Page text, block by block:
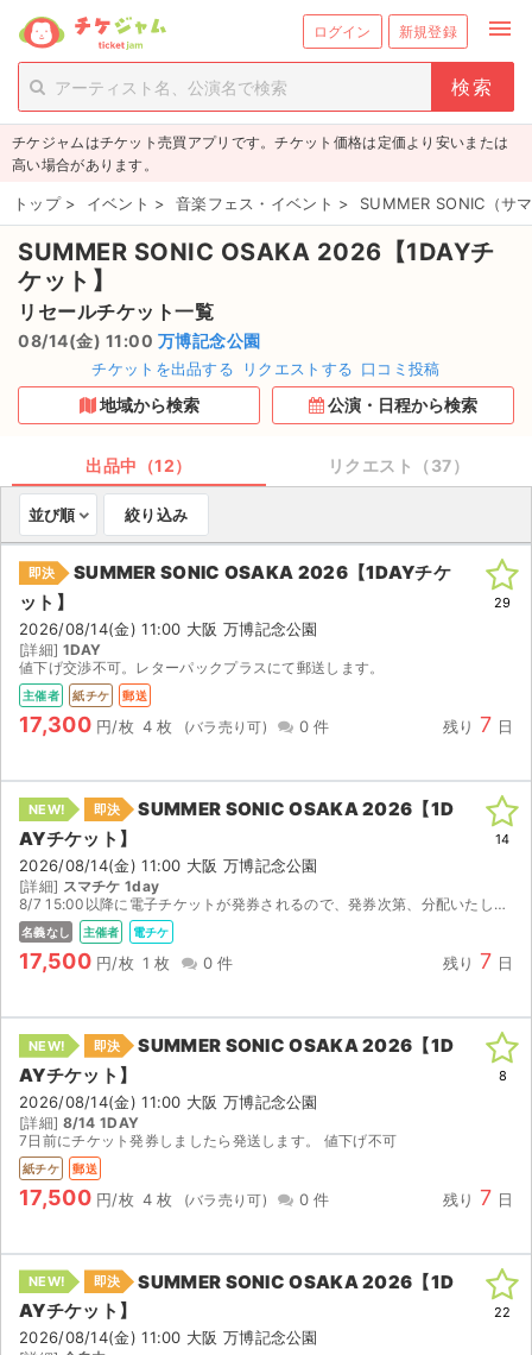
ログイン 新規登録 menu
person_add 新規会員登録
チケットを探す
新着チケット
値下げしたチケット
都道府県からチケットを探す
もうすぐ開催のチケット
チケットのリクエスト一覧
取扱チケット
ライブ・コンサート（国内）
ライブ・コンサート（海外）
イベント
スポーツ
演劇・ミュージカル
ご利用ガイド
ご利用ガイド
手数料・お支払い方法
AIに質問する
お知らせ
チケジャムはチケット売買アプリです。チケット価格は定価より安いまたは
高い場合があります。
トップ > イベント > 音楽フェス・イベント > SUMMER SONIC（サ
SUMMER SONIC OSAKA 2026【1DAYチ
ケット】
リセールチケット一覧
08/14(金) 11:00 万博記念公園
チケットを出品する リクエストする 口コミ投稿
地域から検索 公演・日程から検索
出品中（12） リクエスト（37）
並び順 絞り込み
即決
SUMMER SONIC OSAKA 2026【1DAYチケ
ット】
2026/08/14(金) 11:00 大阪 万博記念公園
[詳細] 1DAY
値下げ交渉不可。レターパックプラスにて郵送します。
主催者 紙チケ 郵送
17,300 円/枚 4 枚 0 件 残り 7 日
29
NEW! 即決
SUMMER SONIC OSAKA 2026【1D
AYチケット】
2026/08/14(金) 11:00 大阪 万博記念公園
[詳細] スマチケ 1day
8/7 15:00以降に電子チケットが発券されるので、発券次第、分配いたします。 e +のアカウントをお持ちでしたら、どなた様でもお受け取りできます。よろしくお願いします。
名義なし 主催者 電チケ
17,500 円/枚 1 枚 0 件 残り 7 日
14
NEW! 即決
SUMMER SONIC OSAKA 2026【1D
AYチケット】
2026/08/14(金) 11:00 大阪 万博記念公園
[詳細] 8/14 1DAY
7日前にチケット発券しましたら発送します。 値下げ不可
紙チケ 郵送
17,500 円/枚 4 枚 0 件 残り 7 日
8
NEW! 即決
SUMMER SONIC OSAKA 2026【1D
AYチケット】
2026/08/14(金) 11:00 大阪 万博記念公園
22